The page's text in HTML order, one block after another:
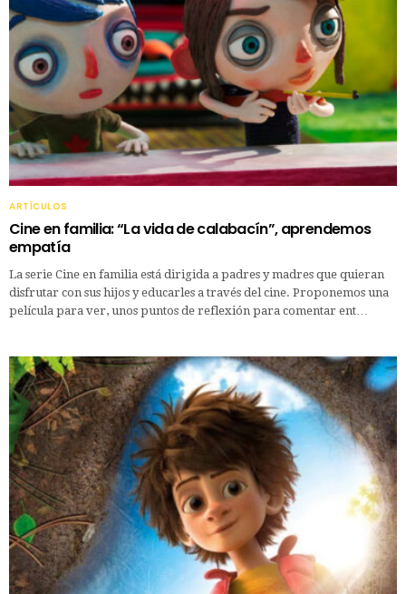
ARTÍCULOS
Cine en familia: “La vida de calabacín”, aprendemos
empatía
La serie Cine en familia está dirigida a padres y madres que quieran
disfrutar con sus hijos y educarles a través del cine. Proponemos una
película para ver, unos puntos de reflexión para comentar ent…